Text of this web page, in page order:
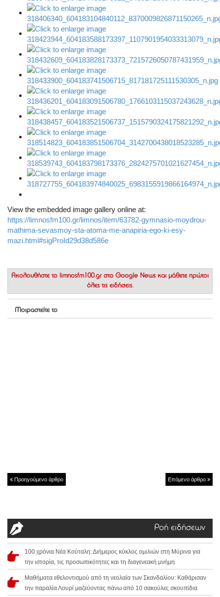
View the embedded image gallery online at:
https://limnosfm100.gr/limnos/item/63782-gymnasio-moydrou-
mathima-sevasmoy-sta-atoma-me-anapiria-ego-ki-esy-
mazi.html#sigProId29d38d586e
Ακολουθήστε το limnosfm100.gr στο Google News και μάθετε πρώτοι
όλες τις ειδήσεις.
Μοιραστείτε το
Προηγούμενο άρθρο Επόμενο άρθρο
Ροή ειδήσεων
100 χρόνια Νέα Κούταλη: Διήμερος κύκλος ομιλιών στη Μύρινα για
την ιστορία, τις προσωπικότητες και τη διαγενεακή μνήμη
Μαθήματα εθελοντισμού από τη νεολαία των Σκανδαλίου: Καθάρισαν
την παραλία Λουρί μαζεύοντας πάνω από 10 σακούλες σκουπίδια